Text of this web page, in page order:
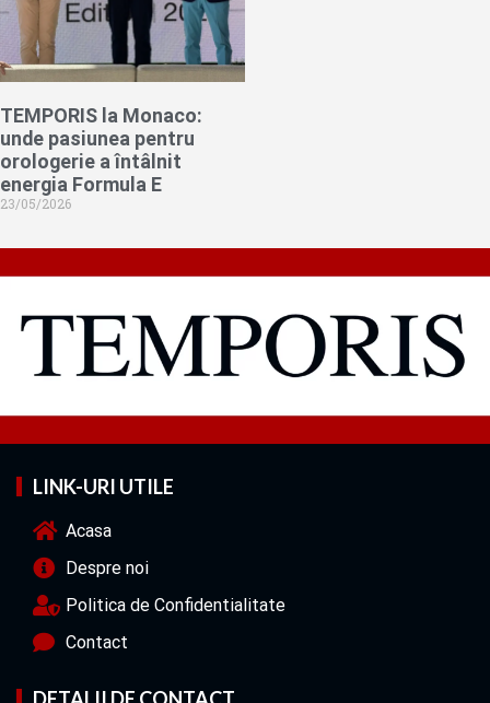
TEMPORIS la Monaco:
unde pasiunea pentru
orologerie a întâlnit
energia Formula E
23/05/2026
LINK-URI UTILE
Acasa
Despre noi
Politica de Confidentialitate
Contact